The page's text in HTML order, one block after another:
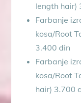
length hair)
Farbanje
kosa/Root
3.400 din
Farbanje
kosa/Root
hair) 3.700